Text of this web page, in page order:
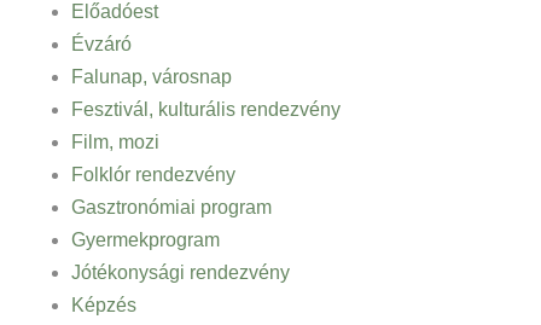
Előadóest
Évzáró
Falunap, városnap
Fesztivál, kulturális rendezvény
Film, mozi
Folklór rendezvény
Gasztronómiai program
Gyermekprogram
Jótékonysági rendezvény
Képzés